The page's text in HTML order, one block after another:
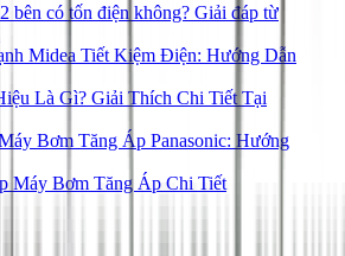
bên có tốn điện không? Giải đáp từ
Midea Tiết Kiệm Điện: Hướng Dẫn
Là Gì? Giải Thích Chi Tiết Tại
Bơm Tăng Áp Panasonic: Hướng
Máy Bơm Tăng Áp Chi Tiết